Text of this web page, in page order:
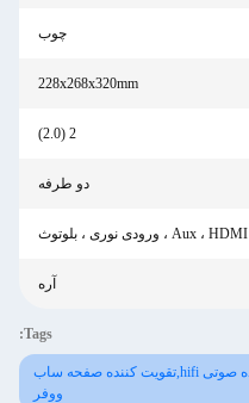
چوب
228x268x320mm
2 (2.0)
دو طرفه
Aux ، HDMI ، ورودی نوری ، بلوتوث
آره
Tags:
تقویت کننده استریو یکپارچه,تقویت کننده صوتی hifi,تقویت کننده صفحه ساب
ووفر